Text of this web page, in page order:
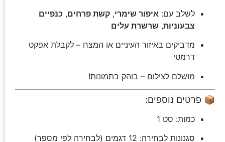
לשלב עם: איפור שימרי, קשת פרחים, כנפיים
צבעוניות, שרשרת עלים
מדביקים באיזור העיניים או המצח – לקבלת אפקט
דרמטי
מושלם לצילום – בוהק בתמונות!
📦 פרטים נוספים:
כמות: סט 1
סגנונות לבחירה: 12 דגמים (לבחירה לפי מספר)